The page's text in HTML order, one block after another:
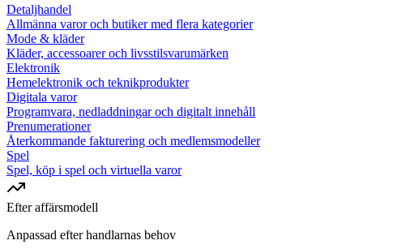
Detaljhandel
Allmänna varor och butiker med flera kategorier
Mode & kläder
Kläder, accessoarer och livsstilsvarumärken
Elektronik
Hemelektronik och teknikprodukter
Digitala varor
Programvara, nedladdningar och digitalt innehåll
Prenumerationer
Återkommande fakturering och medlemsmodeller
Spel
Spel, köp i spel och virtuella varor
Efter affärsmodell
Anpassad efter handlarnas behov